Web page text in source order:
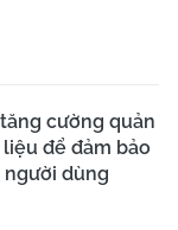
tăng cường quản
để đảm bảo
người dùng